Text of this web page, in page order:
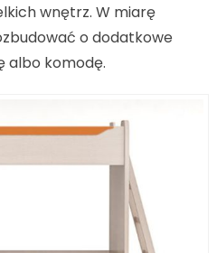
wnętrz. W miarę
o dodatkowe
albo komodę.